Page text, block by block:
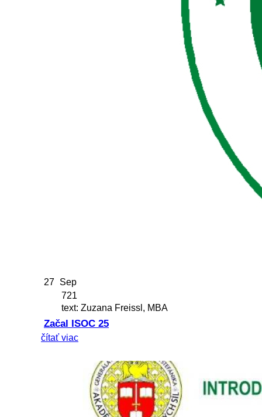
27 Sep
721
text: Zuzana Freissl, MBA
Začal ISOC 25
čítať viac